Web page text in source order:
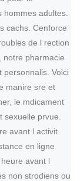
adultes.
cachs. Cenforce
de l rection
notre pharmacie
Voici
manire sre et
le mdicament
prvue.
avant l activit
en ligne
avant l
non strodiens ou